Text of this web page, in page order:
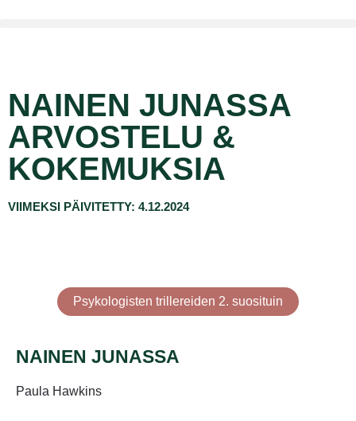
NAINEN JUNASSA
ARVOSTELU &
KOKEMUKSIA
VIIMEKSI PÄIVITETTY: 4.12.2024
Psykologisten trillereiden 2. suosituin
NAINEN JUNASSA
Paula Hawkins